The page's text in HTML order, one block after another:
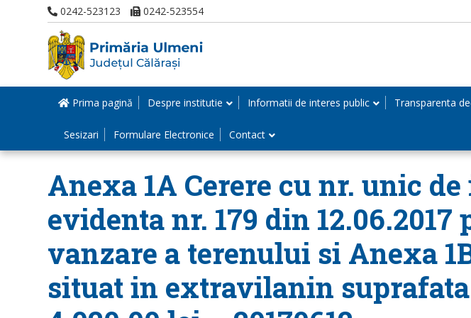
0242-523123 0242-523554
Prima pagină Despre institutie Informatii de interes public Transparenta
Sesizari Formulare Electronice Contact
Anexa 1A Cerere cu nr. unic
evidenta nr. 179 din
vanzare a terenului si Anexa
situat in extravilanin suprafata